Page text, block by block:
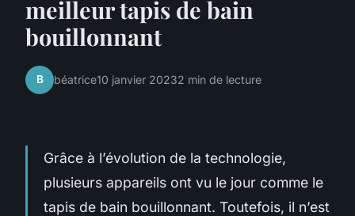
meilleur tapis de bain
bouillonnant
B béatrice10 janvier 20232 min de lecture
Grâce à l’évolution de la technologie,
plusieurs appareils ont vu le jour comme le
tapis de bain bouillonnant. Toutefois, il n’est